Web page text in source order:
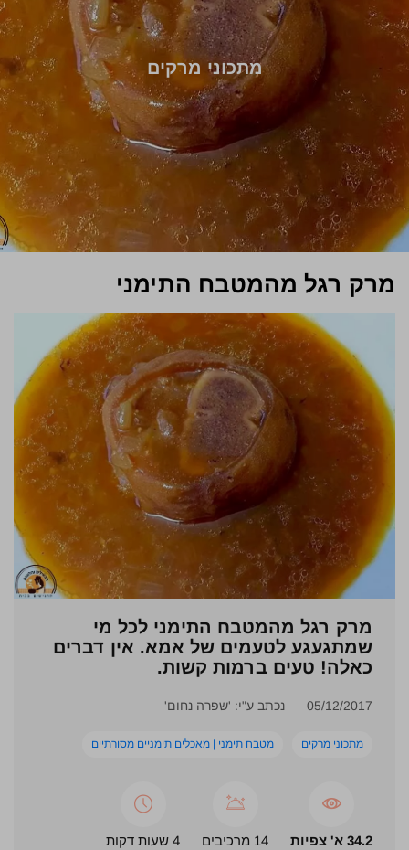
מתכוני מרקים
מרק רגל מהמטבח התימני
מרק רגל מהמטבח התימני לכל מי
שמתגעגע לטעמים של אמא. אין דברים
כאלה! טעים ברמות קשות.
05/12/2017 נכתב ע"י: 'שפרה נחום'
מתכוני מרקים מטבח תימני | מאכלים תימניים מסורתיים
34.2 א' צפיות 14 מרכיבים 4 שעות דקות